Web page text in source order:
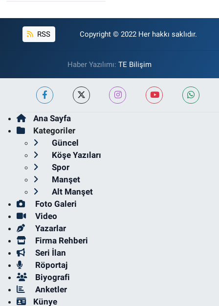
RSS Copyright © 2022 Her hakkı saklıdır.
Haber Yazılımı: TE Bilişim
Ana Sayfa
Kategoriler
Güncel
Köşe Yazıları
Spor
Manşet
Alt Manşet
Foto Galeri
Video
Yazarlar
Firma Rehberi
Seri İlan
Röportaj
Biyografi
Anketler
Künye